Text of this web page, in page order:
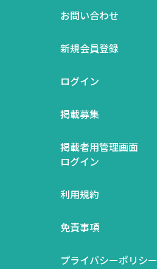
お問い合わせ
新規会員登録
ログイン
掲載募集
掲載者用管理画面
ログイン
利用規約
免責事項
プライバシーポリシー